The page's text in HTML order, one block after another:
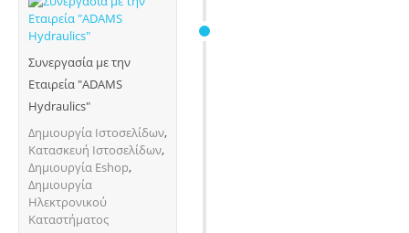
Συνεργασία με την
Εταιρεία "ADAMS
Hydraulics"
Δημιουργία Ιστοσελίδων,
Κατασκευή Ιστοσελίδων,
Δημιουργία Eshop,
Δημιουργία
Ηλεκτρονικού
Καταστήματος